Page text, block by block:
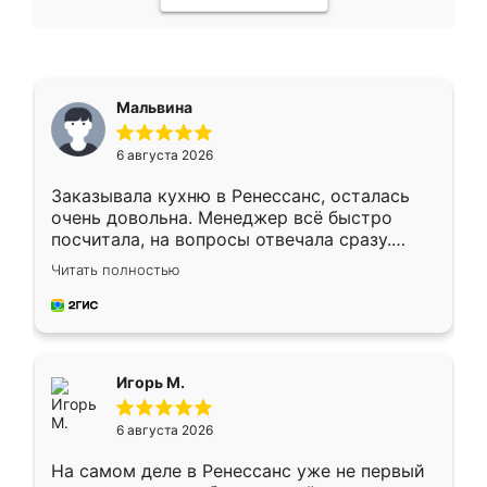
Мальвина
6 августа 2026
Заказывала кухню в Ренессанс, осталась
очень довольна. Менеджер всё быстро
посчитала, на вопросы отвечала сразу.
Замерщик приехал в субботу, подошёл к
делу со всей ответственностью. Собрали
за день, ребята работали аккуратно, даже
Читать полностью
Игорь М.
6 августа 2026
На самом деле в Ренессанс уже не первый